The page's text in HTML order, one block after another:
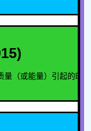
量（或能量）引起的时